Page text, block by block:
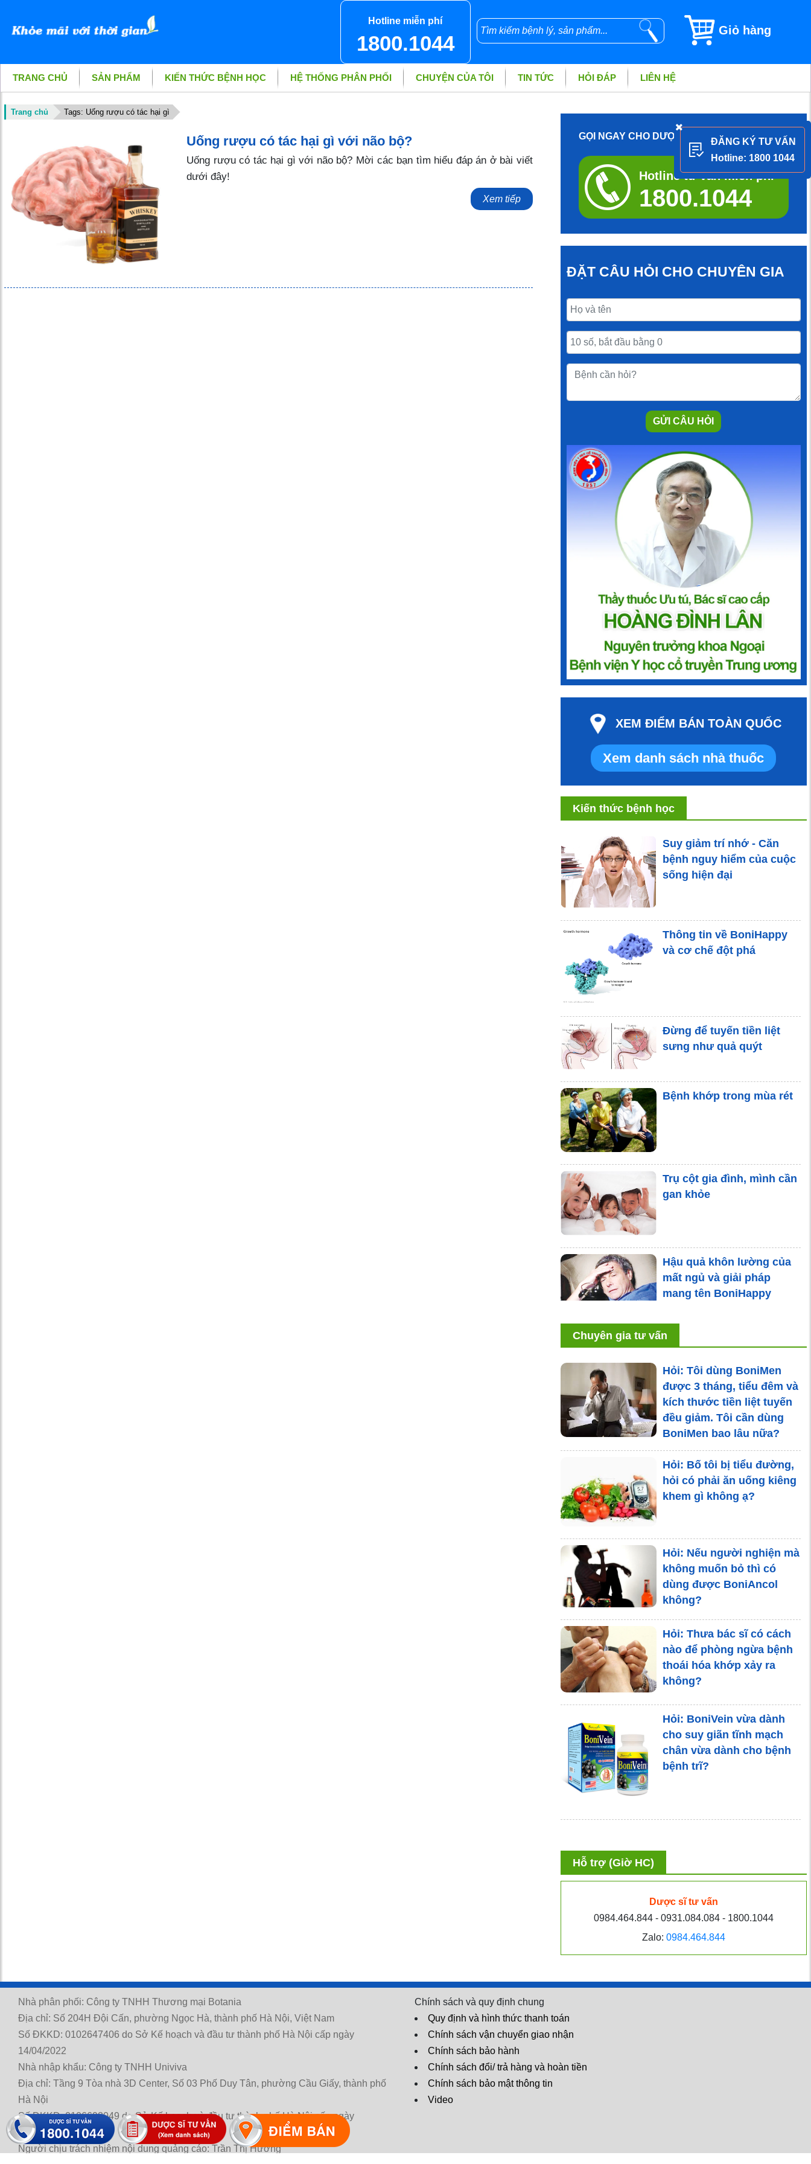
Hotline miễn phí
1800.1044
Giỏ hàng
TRANG CHỦ SẢN PHẨM KIẾN THỨC BỆNH HỌC HỆ THỐNG PHÂN PHỐI CHUYỆN CỦA TÔI TIN TỨC HỎI ĐÁP LIÊN HỆ
Trang chủ Tags: Uống rượu có tác hại gì
Uống rượu có tác hại gì với não bộ?
Uống rượu có tác hại gì với não bộ? Mời các bạn tìm hiểu đáp án ở bài viết
dưới đây!
Xem tiếp
GỌI NGAY CHO DƯỢC SĨ ĐỂ ĐƯỢC TƯ VẤN
Hotline tư vấn miễn phí
1800.1044
ĐẶT CÂU HỎI CHO CHUYÊN GIA
GỬI CÂU HỎI
XEM ĐIỂM BÁN TOÀN QUỐC
Xem danh sách nhà thuốc
Kiến thức bệnh học
Suy giảm trí nhớ - Căn
bệnh nguy hiểm của cuộc
sống hiện đại
Thông tin về BoniHappy
và cơ chế đột phá
Đừng để tuyến tiền liệt
sưng như quả quýt
Bệnh khớp trong mùa rét
Trụ cột gia đình, mình cần
gan khỏe
Hậu quả khôn lường của
mất ngủ và giải pháp
mang tên BoniHappy
đường typ 1 và 2
Mẹ bầu nghiện rượu, bé
Chuyên gia tư vấn
Hỏi: Tôi dùng BoniMen
được 3 tháng, tiểu đêm và
kích thước tiền liệt tuyến
đều giảm. Tôi cần dùng
BoniMen bao lâu nữa?
Hỏi: Bố tôi bị tiểu đường,
hỏi có phải ăn uống kiêng
khem gì không ạ?
Hỏi: Nếu người nghiện mà
không muốn bỏ thì có
dùng được BoniAncol
không?
Hỏi: Thưa bác sĩ có cách
nào để phòng ngừa bệnh
thoái hóa khớp xảy ra
không?
Hỏi: BoniVein vừa dành
cho suy giãn tĩnh mạch
chân vừa dành cho bệnh
bệnh trĩ?
tháng, dùng BoniSleep
đêm, tôi bỏ được
BoniSleep chưa?
Hỗ trợ (Giờ HC)
Dược sĩ tư vấn
0984.464.844 - 0931.084.084 - 1800.1044
Zalo: 0984.464.844
Nhà phân phối: Công ty TNHH Thương mại Botania
Địa chỉ: Số 204H Đội Cấn, phường Ngọc Hà, thành phố Hà Nội, Việt Nam
Số ĐKKD: 0102647406 do Sở Kế hoạch và đầu tư thành phố Hà Nội cấp ngày
14/04/2022
Nhà nhập khẩu: Công ty TNHH Univiva
Địa chỉ: Tầng 9 Tòa nhà 3D Center, Số 03 Phố Duy Tân, phường Cầu Giấy, thành phố
Hà Nội
Số ĐKKD: 0106698049 do Sở Kế hoạch và đầu tư thành phố Hà Nội cấp ngày
21/11/2014
Người chịu trách nhiệm nội dung quảng cáo: Trần Thị Hường
Chính sách và quy định chung
Quy định và hình thức thanh toán
Chính sách vận chuyển giao nhận
Chính sách bảo hành
Chính sách đổi/ trả hàng và hoàn tiền
Chính sách bảo mật thông tin
Video
ĐĂNG KÝ TƯ VẤN
Hotline: 1800 1044